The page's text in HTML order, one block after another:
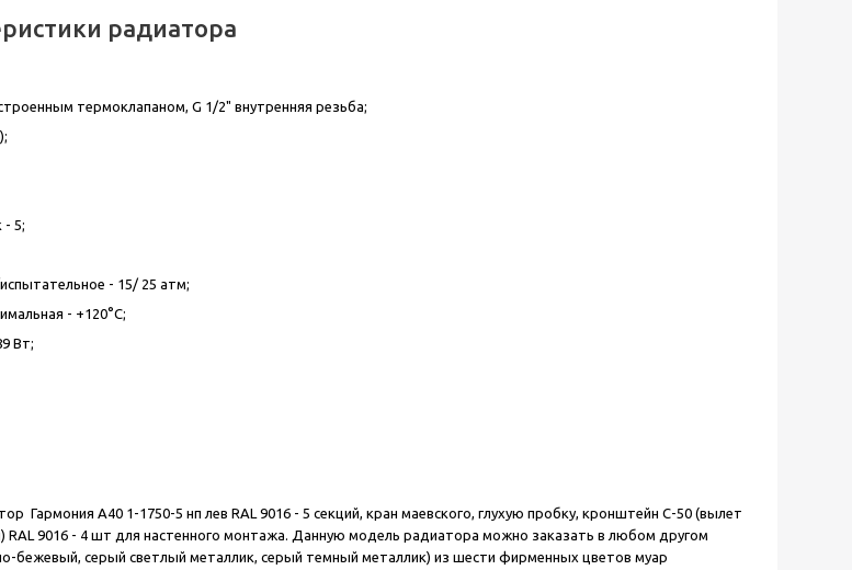
радиатора
термоклапаном, G 1/2" внутренняя резьба;
- 5;
- 15/ 25 атм;
- +120°С;
Вт;
Гармония А40 1-1750-5 нп лев RAL 9016 - 5 секций, кран маевского, глухую пробку, кронштейн С-50 (вылет
9016 - 4 шт для настенного монтажа. Данную модель радиатора можно заказать в любом другом
бежевый, серый светлый металлик, серый темный металлик) из шести фирменных цветов муар